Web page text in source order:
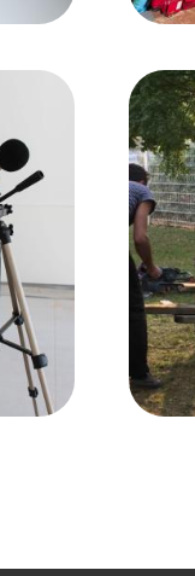
Image